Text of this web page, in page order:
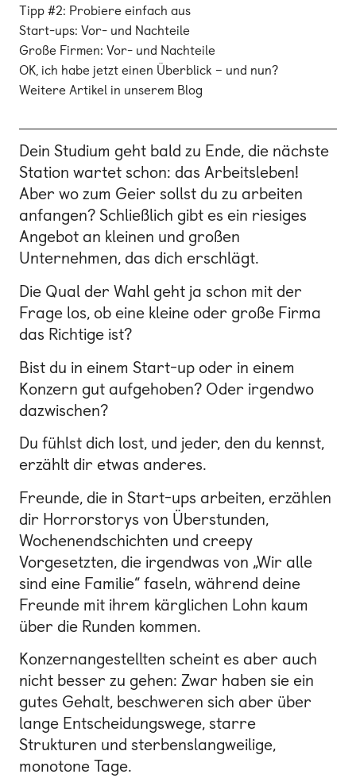
Tipp #2: Probiere einfach aus
Start-ups: Vor- und Nachteile
Große Firmen: Vor- und Nachteile
OK, ich habe jetzt einen Überblick – und nun?
Weitere Artikel in unserem Blog
Dein Studium geht bald zu Ende, die nächste
Station wartet schon: das Arbeitsleben!
Aber wo zum Geier sollst du zu arbeiten
anfangen? Schließlich gibt es ein riesiges
Angebot an kleinen und großen
Unternehmen, das dich erschlägt.
Die Qual der Wahl geht ja schon mit der
Frage los, ob eine kleine oder große Firma
das Richtige ist?
Bist du in einem Start-up oder in einem
Konzern gut aufgehoben? Oder irgendwo
dazwischen?
Du fühlst dich lost, und jeder, den du kennst,
erzählt dir etwas anderes.
Freunde, die in Start-ups arbeiten, erzählen
dir Horrorstorys von Überstunden,
Wochenendschichten und creepy
Vorgesetzten, die irgendwas von „Wir alle
sind eine Familie“ faseln, während deine
Freunde mit ihrem kärglichen Lohn kaum
über die Runden kommen.
Konzernangestellten scheint es aber auch
nicht besser zu gehen: Zwar haben sie ein
gutes Gehalt, beschweren sich aber über
lange Entscheidungswege, starre
Strukturen und sterbenslangweilige,
monotone Tage.